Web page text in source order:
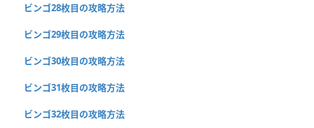
ビンゴ28枚目の攻略方法
ビンゴ29枚目の攻略方法
ビンゴ30枚目の攻略方法
ビンゴ31枚目の攻略方法
ビンゴ32枚目の攻略方法